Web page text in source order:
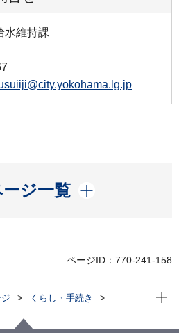
水維持課
ージ一覧
開く
ページID：770-241-158
くらし・手続き
断水情報
現在